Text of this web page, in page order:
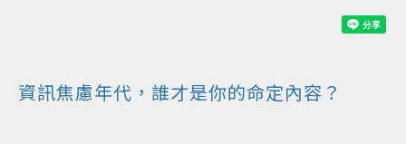
資訊焦慮年代，誰才是你的命定內容？